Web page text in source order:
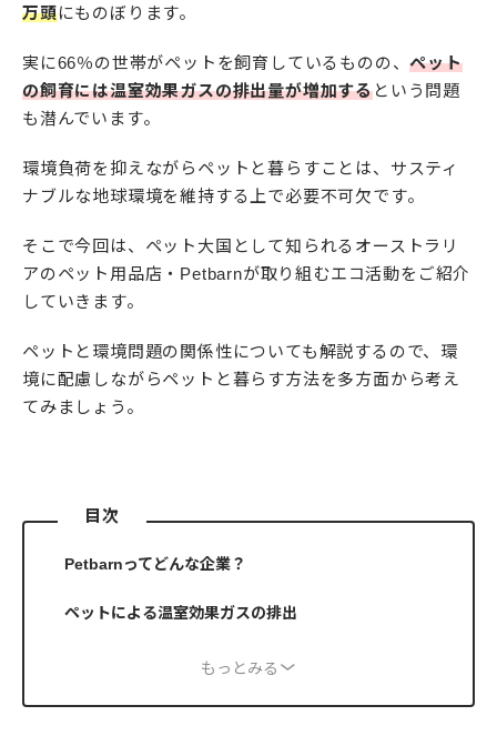
万頭にものぼります。
実に66％の世帯がペットを飼育しているものの、ペット
の飼育には温室効果ガスの排出量が増加するという問題
も潜んでいます。
環境負荷を抑えながらペットと暮らすことは、サスティ
ナブルな地球環境を維持する上で必要不可欠です。
そこで今回は、ペット大国として知られるオーストラリ
アのペット用品店・Petbarnが取り組むエコ活動をご紹介
していきます。
ペットと環境問題の関係性についても解説するので、環
境に配慮しながらペットと暮らす方法を多方面から考え
てみましょう。
目次
Petbarnってどんな企業？
ペットによる温室効果ガスの排出
もっとみる